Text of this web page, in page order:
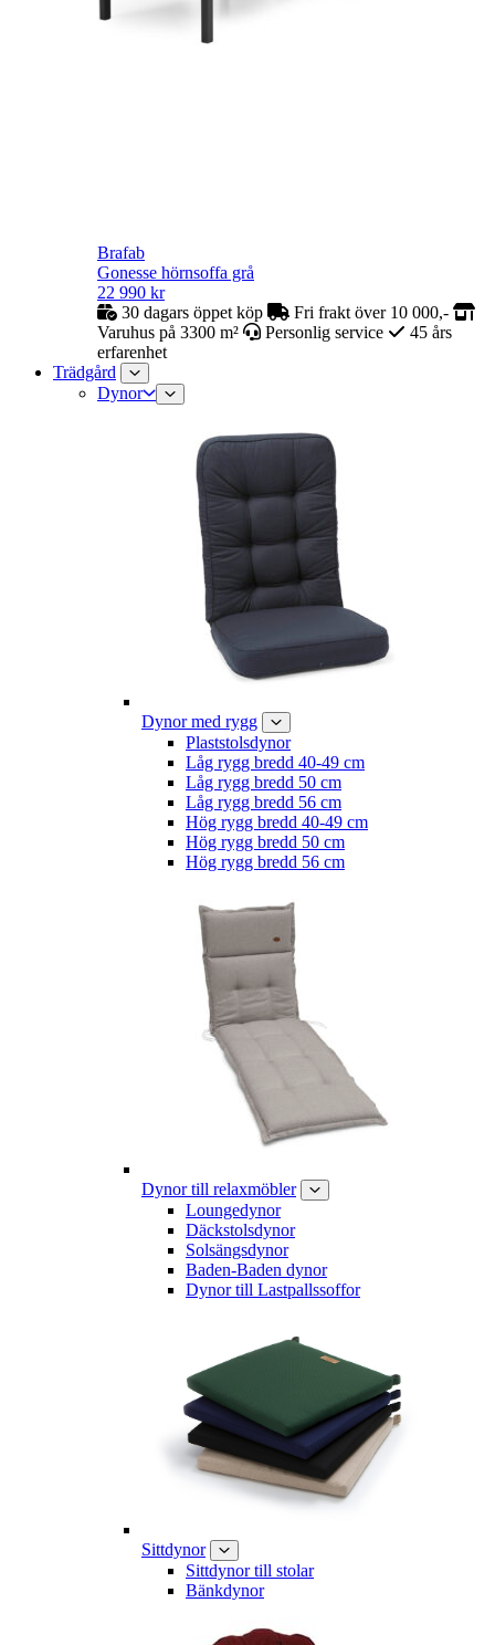
Brafab
Gonesse hörnsoffa grå
22 990 kr
30 dagars öppet köp
Fri frakt över 10 000,-
Varuhus på 3300 m²
Personlig service
45 års
erfarenhet
Trädgård
Dynor
Dynor med rygg
Plaststolsdynor
Låg rygg bredd 40-49 cm
Låg rygg bredd 50 cm
Låg rygg bredd 56 cm
Hög rygg bredd 40-49 cm
Hög rygg bredd 50 cm
Hög rygg bredd 56 cm
Dynor till relaxmöbler
Loungedynor
Däckstolsdynor
Solsängsdynor
Baden-Baden dynor
Dynor till Lastpallssoffor
Sittdynor
Sittdynor till stolar
Bänkdynor